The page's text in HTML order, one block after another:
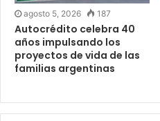
agosto 5, 2026 187
Autocrédito celebra 40
años impulsando los
proyectos de vida de las
familias argentinas